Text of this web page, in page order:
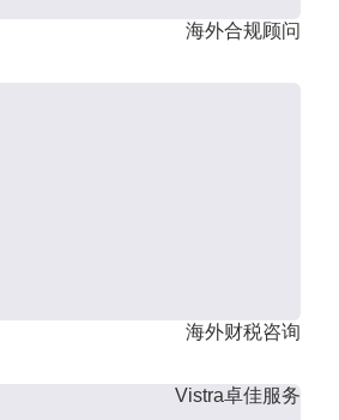
海外合规顾问
海外财税咨询
Vistra卓佳服务